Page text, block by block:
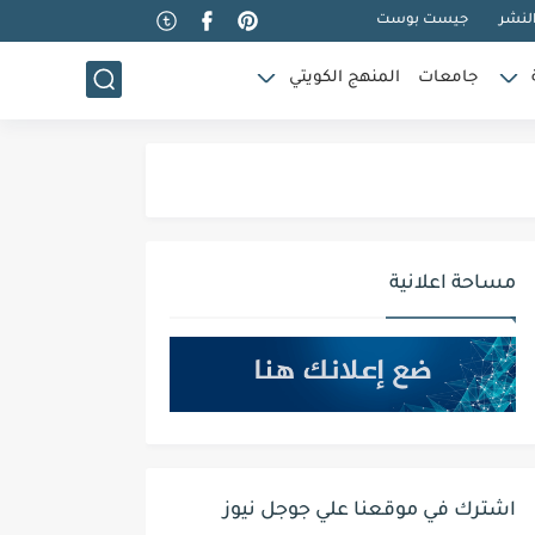
جيست بوست
جامعات المنهج الكويتي
مساحة اعلانية
اشترك في موقعنا علي جوجل نيوز